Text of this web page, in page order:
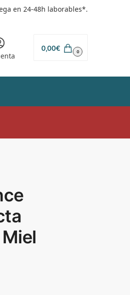
en 24-48h laborables*.
0,00€ 0